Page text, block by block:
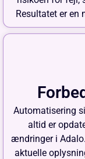
Resultatet er
Automatisering
altid er
ændringer i
aktuelle